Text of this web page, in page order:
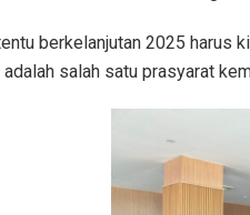
berkelanjutan 2025 harus
salah satu prasyarat